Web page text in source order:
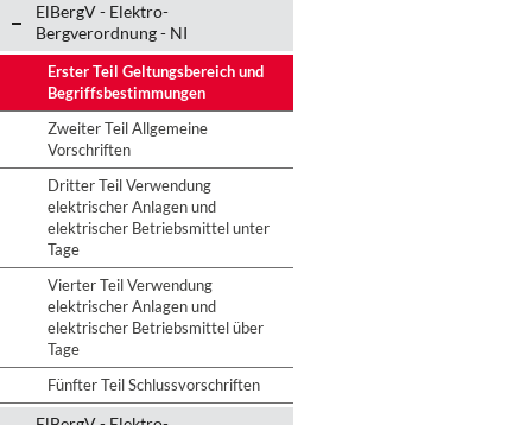
ElBergV - Elektro-
Bergverordnung - NI
Erster Teil Geltungsbereich und
Begriffsbestimmungen
Zweiter Teil Allgemeine
Vorschriften
Dritter Teil Verwendung
elektrischer Anlagen und
elektrischer Betriebsmittel unter
Tage
Vierter Teil Verwendung
elektrischer Anlagen und
elektrischer Betriebsmittel über
Tage
Fünfter Teil Schlussvorschriften